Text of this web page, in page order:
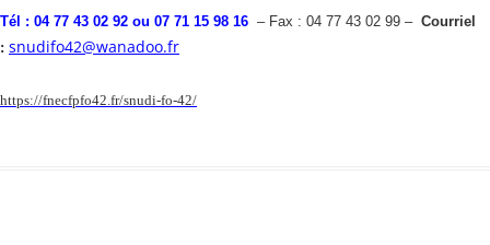
Tél : 04 77 43 02 92 ou 07 71 15 98 16 – Fax : 04 77 43 02 99 – Courriel
: snudifo42@wanadoo.fr
https://fnecfpfo42.fr/snudi-fo-42/